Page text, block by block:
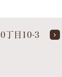
丁目10-3